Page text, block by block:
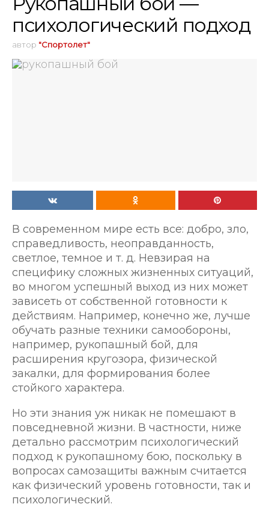
психологический подход
автор "Спортолет"
В современном мире есть все: добро, зло,
справедливость, неоправданность,
светлое, темное и т. д. Невзирая на
специфику сложных жизненных ситуаций,
во многом успешный выход из них может
зависеть от собственной готовности к
действиям. Например, конечно же, лучше
обучать разные техники самообороны,
например, рукопашный бой, для
расширения кругозора, физической
закалки, для формирования более
стойкого характера.
Но эти знания уж никак не помешают в
повседневной жизни. В частности, ниже
детально рассмотрим психологический
подход к рукопашному бою, поскольку в
вопросах самозащиты важным считается
как физический уровень готовности, так и
психологический.